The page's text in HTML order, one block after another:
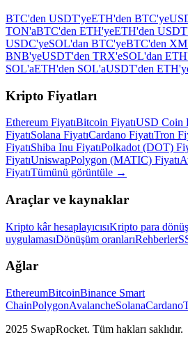
BTC'den USDT'yeETH'den BTC'ye
TON'aBTC'den ETH'yeETH'den
USDC'yeSOL'dan BTC'yeBTC'den
BNB'yeUSDT'den TRX'eSOL'dan
SOL'aETH'den SOL'aUSDT'den
Kripto Fiyatları
Ethereum FiyatıBitcoin FiyatıUSD Coin
FiyatıSolana FiyatıCardano FiyatıTron
FiyatıShiba Inu FiyatıPolkadot (DOT)
FiyatıUniswapPolygon (MATIC) Fiyatı
FiyatıTümünü görüntüle →
Araçlar ve kaynaklar
Kripto kâr hesaplayıcısıKripto para
uygulamasıDönüşüm oranlarıRehberler
Ağlar
EthereumBitcoinBinance Smart
ChainPolygonAvalancheSolanaCardano
2025 SwapRocket. Tüm hakları saklıdır.